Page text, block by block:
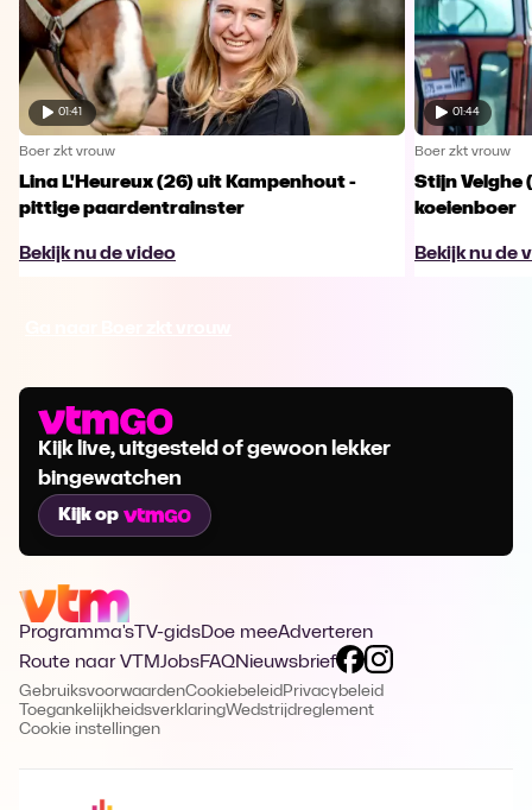
01:41
Boer zkt vrouw
Lina L'Heureux (26) uit Kampenhout -
pittige paardentrainster
Bekijk nu de video
01:44
Boer zkt vrouw
Stijn Velghe
koeienboer
Bekijk nu de
Kijk live, uitgesteld of gewoon lekker
bingewatchen
Kijk op
Programma's TV-gidsDoe meeAdverteren
Route naar VTMJobsFAQNieuwsbrief
GebruiksvoorwaardenCookiebeleid Privacybeleid
ToegankelijkheidsverklaringWedstrijdreglement
Cookie instellingen